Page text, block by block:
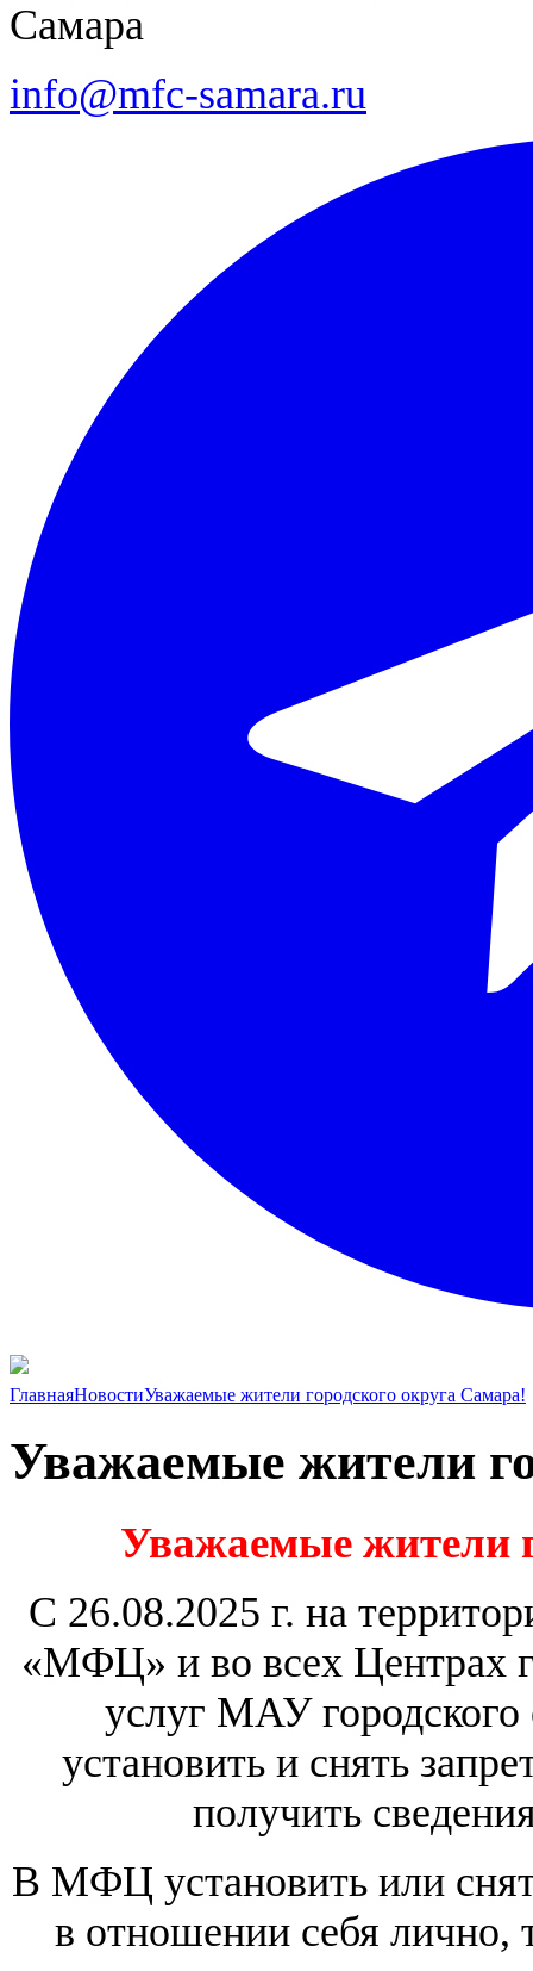
Самара
info@mfc-samara.ru
ГлавнаяНовостиУважаемые жители городского округа Самара!
Уважаемые жители
Уважаемые жители
С 26.08.2025 г. на
«МФЦ» и во всех Центрах
услуг МАУ
установить и снять
получить
В МФЦ установить или
в отношении себя лично,